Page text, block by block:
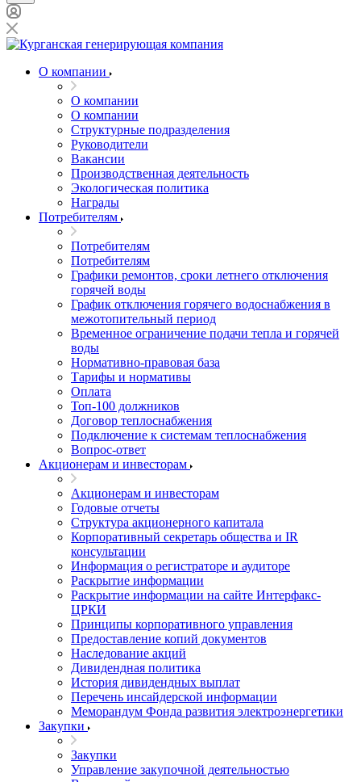
О компании
О компании
О компании
Структурные подразделения
Руководители
Вакансии
Производственная деятельность
Экологическая политика
Награды
Потребителям
Потребителям
Потребителям
Графики ремонтов, сроки летнего отключения
горячей воды
График отключения горячего водоснабжения в
межотопительный период
Временное ограничение подачи тепла и горячей
воды
Нормативно-правовая база
Тарифы и нормативы
Оплата
Топ-100 должников
Договор теплоснабжения
Подключение к системам теплоснабжения
Вопрос-ответ
Акционерам и инвесторам
Акционерам и инвесторам
Годовые отчеты
Структура акционерного капитала
Корпоративный секретарь общества и IR
консультации
Информация о регистраторе и аудиторе
Раскрытие информации
Раскрытие информации на сайте Интерфакс-
ЦРКИ
Принципы корпоративного управления
Предоставление копий документов
Наследование акций
Дивидендная политика
История дивидендных выплат
Перечень инсайдерской информации
Меморандум Фонда развития электроэнергетики
Закупки
Закупки
Управление закупочной деятельностью